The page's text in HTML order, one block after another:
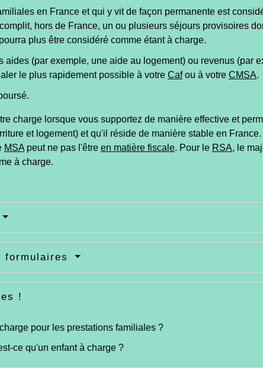
en France et qui y vit de façon permanente est
hors de France, un ou plusieurs séjours provisoires
plus être considéré comme étant à charge.
aides (par exemple, une aide au logement) ou revenus (par
le plus rapidement possible à votre Cafou à votre CMSA.
charge lorsque vous supportez de manière effective et
et logement) et qu'il réside de manière stable en
MSApeut ne pas l'être en matière fiscale. Pour le RSA, le
à charge.
formulaires
!
pour les prestations familiales ?
ce qu'un enfant à charge ?